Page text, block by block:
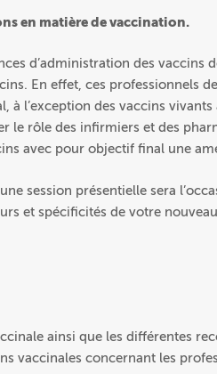
en matière de vaccination.
d’administration des vaccins
En effet, ces professionnels
à l’exception des vaccins
le rôle des infirmiers et des
avec pour objectif final une
session présentielle sera
et spécificités de votre
ainsi que les différentes
vaccinales concernant les